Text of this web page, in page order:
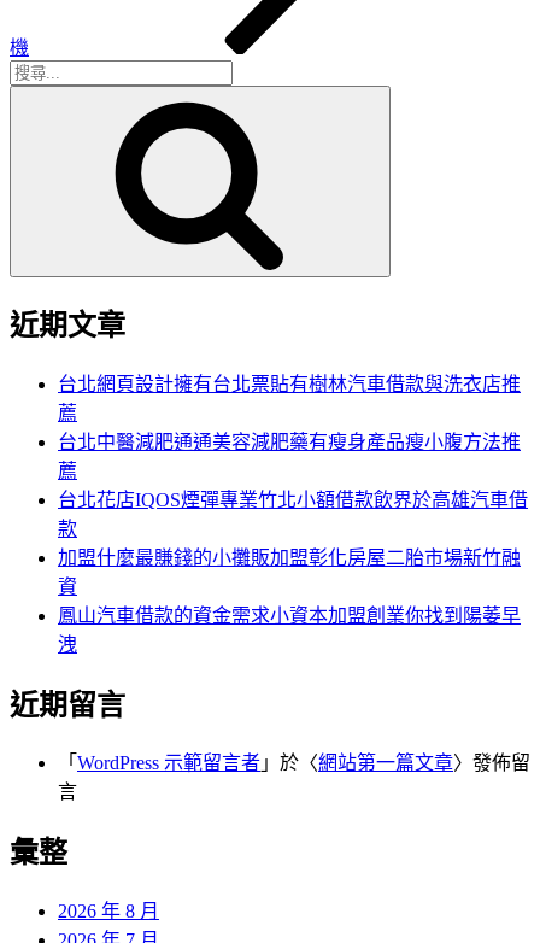
機
搜
近期文章
台北網頁設計擁有台北票貼有樹林汽車借款與洗衣店推
薦
台北中醫減肥通通美容減肥藥有瘦身產品瘦小腹方法推
薦
台北花店IQOS煙彈專業竹北小額借款飲界於高雄汽車借
款
加盟什麼最賺錢的小攤販加盟彰化房屋二胎市場新竹融
資
鳳山汽車借款的資金需求小資本加盟創業你找到陽萎早
洩
近期留言
「 WordPress 示範留言者 」於〈網站第一篇文章〉發佈留
言
彙整
2026 年 8 月